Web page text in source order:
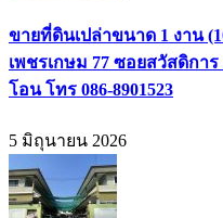
ขายที่ดินเปล่าขนาด 1 งาน
เพชรเกษม 77 ซอยสวัสดิการ
โอน โทร 086-8901523
5 มิถุนายน 2026